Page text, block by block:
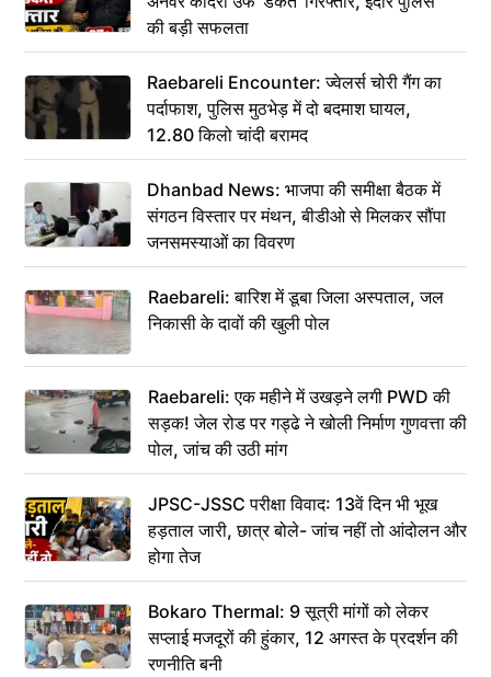
की बड़ी सफलता
Raebareli Encounter: ज्वेलर्स चोरी गैंग का
पर्दाफाश, पुलिस मुठभेड़ में दो बदमाश घायल,
12.80 किलो चांदी बरामद
Dhanbad News: भाजपा की समीक्षा बैठक में
संगठन विस्तार पर मंथन, बीडीओ से मिलकर सौंपा
जनसमस्याओं का विवरण
Raebareli: बारिश में डूबा जिला अस्पताल, जल
निकासी के दावों की खुली पोल
Raebareli: एक महीने में उखड़ने लगी PWD की
सड़क! जेल रोड पर गड्ढे ने खोली निर्माण गुणवत्ता की
पोल, जांच की उठी मांग
JPSC-JSSC परीक्षा विवाद: 13वें दिन भी भूख
हड़ताल जारी, छात्र बोले- जांच नहीं तो आंदोलन और
होगा तेज
Bokaro Thermal: 9 सूत्री मांगों को लेकर
सप्लाई मजदूरों की हुंकार, 12 अगस्त के प्रदर्शन की
रणनीति बनी